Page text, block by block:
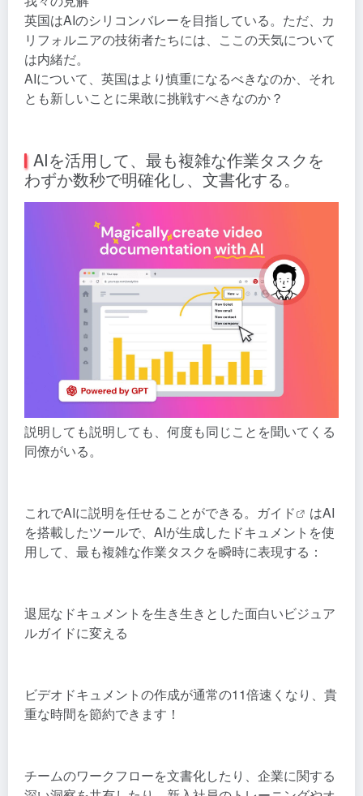
英国はAIのシリコンバレーを目指している。ただ、カ
リフォルニアの技術者たちには、ここの天気について
は内緒だ。
AIについて、英国はより慎重になるべきなのか、それ
とも新しいことに果敢に挑戦すべきなのか？
AIを活用して、最も複雑な作業タスクを
わずか数秒で明確化し、文書化する。
説明しても説明しても、何度も同じことを聞いてくる
同僚がいる。
これでAIに説明を任せることができる。 ガイド
はAI
を搭載したツールで、AIが生成したドキュメントを使
用して、最も複雑な作業タスクを瞬時に表現する：
退屈なドキュメントを生き生きとした面白いビジュア
ルガイドに変える
ビデオドキュメントの作成が通常の11倍速くなり、貴
重な時間を節約できます！
チームのワークフローを文書化したり、企業に関する